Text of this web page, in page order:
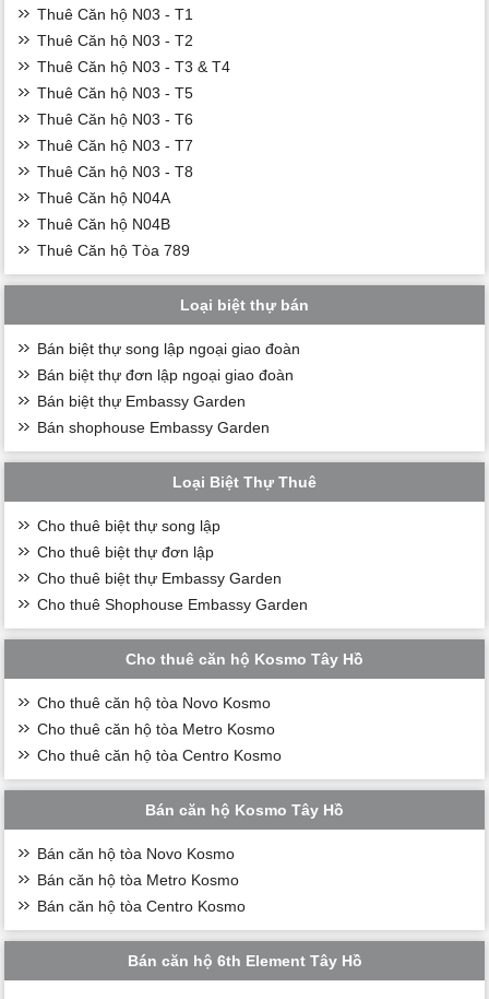
Thuê Căn hộ N03 - T1
Thuê Căn hộ N03 - T2
Thuê Căn hộ N03 - T3 & T4
Thuê Căn hộ N03 - T5
Thuê Căn hộ N03 - T6
Thuê Căn hộ N03 - T7
Thuê Căn hộ N03 - T8
Thuê Căn hộ N04A
Thuê Căn hộ N04B
Thuê Căn hộ Tòa 789
Loại biệt thự bán
Bán biệt thự song lập ngoại giao đoàn
Bán biệt thự đơn lập ngoại giao đoàn
Bán biệt thự Embassy Garden
Bán shophouse Embassy Garden
Loại Biệt Thự Thuê
Cho thuê biệt thự song lập
Cho thuê biệt thự đơn lập
Cho thuê biệt thự Embassy Garden
Cho thuê Shophouse Embassy Garden
Cho thuê căn hộ Kosmo Tây Hồ
Cho thuê căn hộ tòa Novo Kosmo
Cho thuê căn hộ tòa Metro Kosmo
Cho thuê căn hộ tòa Centro Kosmo
Bán căn hộ Kosmo Tây Hồ
Bán căn hộ tòa Novo Kosmo
Bán căn hộ tòa Metro Kosmo
Bán căn hộ tòa Centro Kosmo
Bán căn hộ 6th Element Tây Hồ